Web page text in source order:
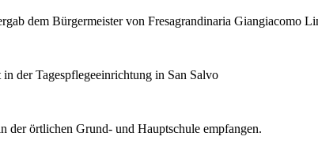
dem Bürgermeister von Fresagrandinaria Giangiacomo
der Tagespflegeeinrichtung in San Salvo
der örtlichen Grund- und Hauptschule empfangen.